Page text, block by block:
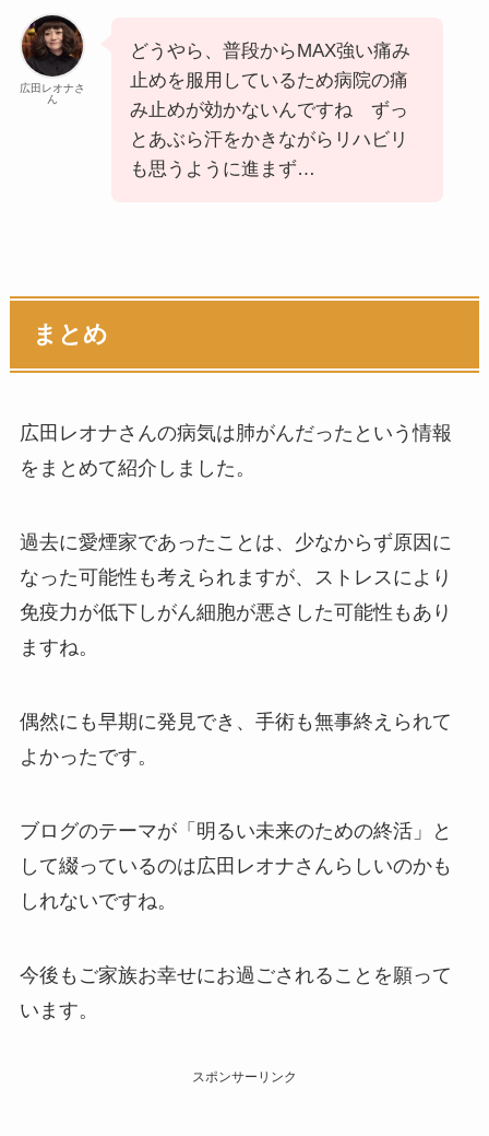
広田レオナさ
ん
どうやら、普段からMAX強い痛み
止めを服用しているため病院の痛
み止めが効かないんですね ずっ
とあぶら汗をかきながらリハビリ
も思うように進まず…
まとめ
広田レオナさんの病気は肺がんだったという情報
をまとめて紹介しました。
過去に愛煙家であったことは、少なからず原因に
なった可能性も考えられますが、ストレスにより
免疫力が低下しがん細胞が悪さした可能性もあり
ますね。
偶然にも早期に発見でき、手術も無事終えられて
よかったです。
ブログのテーマが「明るい未来のための終活」と
して綴っているのは広田レオナさんらしいのかも
しれないですね。
今後もご家族お幸せにお過ごされることを願って
います。
スポンサーリンク